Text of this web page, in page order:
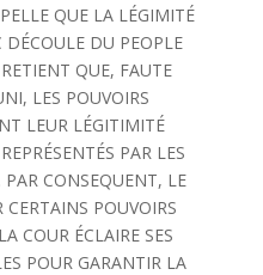
QUE LA LÉGIMITÉ
DU PEOPLE
QUE, FAUTE
LES POUVOIRS
LEUR LÉGITIMITÉ
PAR LES
CONSEQUENT, LE
POUVOIRS
COUR ÉCLAIRE SES
POUR GARANTIR LA